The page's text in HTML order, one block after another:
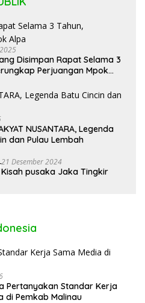
Disimpan Rapat Selama 3
Perjuangan Mpok
NUSANTARA, Legenda
dan Pulau Lembah
21 Desember 2024
Kisah pusaka Jaka Tingkir
Pertanyakan Standar Kerja
di Pemkab Malinau